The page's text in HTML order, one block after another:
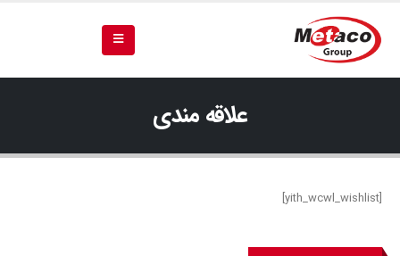
علاقه مندی
[yith_wcwl_wishlist]